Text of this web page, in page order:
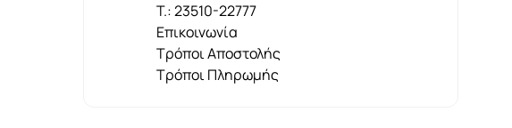
T.: 23510-22777
Επικοινωνία
Τρόποι Αποστολής
Τρόποι Πληρωμής